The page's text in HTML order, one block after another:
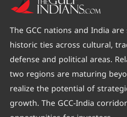
The GCC nations and India
historic ties across cultural,
defense and political areas.
two regions are maturing
realize the potential of
growth. The GCC-India